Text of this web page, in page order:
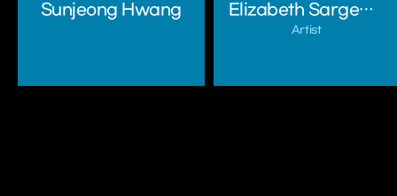
Sunjeong Hwang Elizabeth Sargeant
Artist